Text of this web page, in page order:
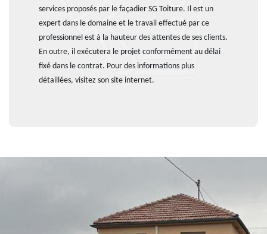
services proposés par le façadier SG Toiture. Il est un
expert dans le domaine et le travail effectué par ce
professionnel est à la hauteur des attentes de ses clients.
En outre, il exécutera le projet conformément au délai
fixé dans le contrat. Pour des informations plus
détaillées, visitez son site internet.